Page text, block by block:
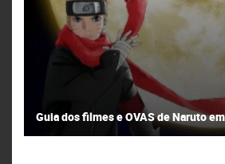
Guia dos filmes e OVAS de Naruto